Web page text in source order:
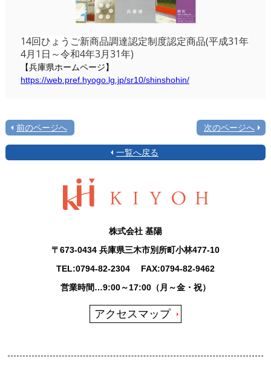
14回ひょうご新商品調達認定制度認定商品(平成31年
4月1日～令和4年3月31年)
【兵庫県ホームページ】
https://web.pref.hyogo.lg.jp/sr10/shinshohin/
前のページへ 次のページへ
一覧へ戻る
株式会社 基陽
〒673-0434 兵庫県三木市別所町小林477-10
TEL:0794-82-2304FAX:0794-82-9462
営業時間…9:00～17:00（月～金・祝）
アクセスマップ